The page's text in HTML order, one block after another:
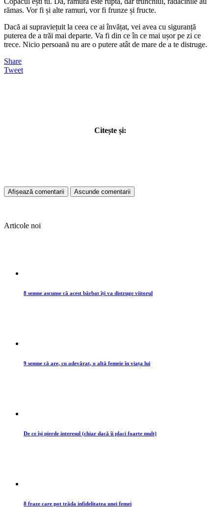
rămas. Vor fi și alte ramuri, vor fi frunze și fructe.
Dacă ai supraviețuit la ceea ce ai învățat, vei avea cu siguranță
puterea de a trăi mai departe. Va fi din ce în ce mai ușor pe zi ce
trece. Nicio persoană nu are o putere atât de mare de a te distruge.
Share
Tweet
Citește și:
Afișează comentarii Ascunde comentarii
Articole noi
8 semne ascunse că acest bărbat îți va distruge viitorul
9 semne că are, cu adevărat, o altă femeie în viața lui
De ce își pierde interesul (chiar dacă îi placi foarte mult)
8 fraze care pot trăda infidelitatea unei femei